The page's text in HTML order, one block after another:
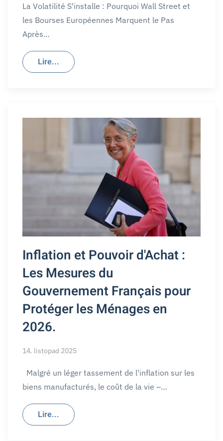
La Volatilité S'installe : Pourquoi Wall Street et
les Bourses Européennes Marquent le Pas
Après…
Lire...
Inflation et Pouvoir d'Achat :
Les Mesures du
Gouvernement Français pour
Protéger les Ménages en
2026.
14. listopad 2025
Malgré un léger tassement de l'inflation sur les
biens manufacturés, le coût de la vie –…
Lire...